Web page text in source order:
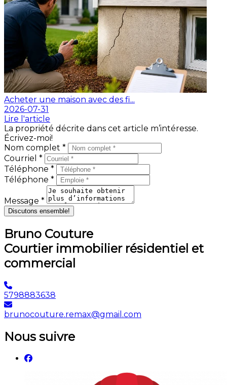
Acheter une maison avec des fi...
2026-07-31
Lire l'article
La propriété décrite dans cet article m’intéresse.
Écrivez-moi!
Nom complet *
Courriel *
Téléphone *
Téléphone *
Message *
Discutons ensemble!
Bruno Couture
Courtier immobilier résidentiel et
commercial
5798883638
brunocouture.remax@gmail.com
Nous suivre